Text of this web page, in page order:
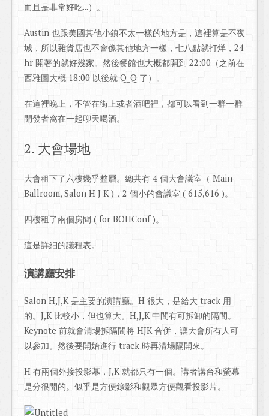
而且是非常好吃...）。
Austin 也跟美國其他小鎮不太一樣的地方是，這裡算是不夜
城，所以雜貨店也不會像其他地方一樣，七八點就打烊，24
hr 開著的就好幾家。然後餐館也大概都開到 22:00（之前在
西雅圖大概 18:00 以後就 Q_Q 了）。
在這裡晚上，不管在街上或者酒吧裡，都可以看到一群一群
開發者窩在一起聊天喝酒。
2. 大會場地
大會租下了六樓幾乎整層。總共有 4 個大會議室（ Main
Ballroom, Salon H J K )，2 個小的會議室 ( 615,616 )。
四樓租了兩個房間 ( for BOHConf )。
這是詳細的議程表。
演講廳安排
Salon H,J,K 是主要的演講廳。H 很大，是給大 track 用
的。J,K 比較小，但也算大。H,J,K 中間有可拆卸的隔間。
Keynote 前就會清場拆隔間將 HJK 合併，讓大會所有人可
以參加。然後要開始進行 track 時再清場隔開來。
H 有兩個外接投影幕，J,K 就都只有一個。講者講台和螢幕
是分很開的。似乎是方便錄影和觀眾方便觀看投影片。